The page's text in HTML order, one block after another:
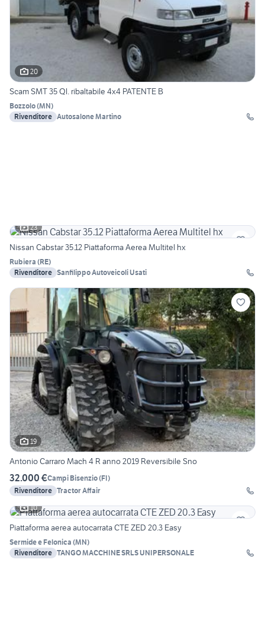
20
Scam SMT 35 Ql. ribaltabile 4x4 PATENTE B
Bozzolo(MN)
Rivenditore Autosalone Martino
23
Nissan Cabstar 35.12 Piattaforma Aerea Multitel hx
Rubiera (RE)
Rivenditore Sanfilippo Autoveicoli Usati
19
Antonio Carraro Mach 4 R anno 2019 Reversibile Sno
32.000 €Campi Bisenzio(FI)
Rivenditore Tractor Affair
10
Piattaforma aerea autocarrata CTE ZED 20.3 Easy
Sermide e Felonica (MN)
Rivenditore TANGO MACCHINE SRLS UNIPERSONALE